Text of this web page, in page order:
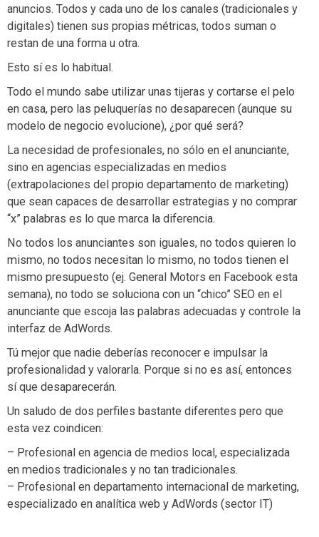
anuncios. Todos y cada uno de los canales (tradicionales y
digitales) tienen sus propias métricas, todos suman o
restan de una forma u otra.
Esto sí es lo habitual.
Todo el mundo sabe utilizar unas tijeras y cortarse el pelo
en casa, pero las peluquerías no desaparecen (aunque su
modelo de negocio evolucione), ¿por qué será?
La necesidad de profesionales, no sólo en el anunciante,
sino en agencias especializadas en medios
(extrapolaciones del propio departamento de marketing)
que sean capaces de desarrollar estrategias y no comprar
“x” palabras es lo que marca la diferencia.
No todos los anunciantes son iguales, no todos quieren lo
mismo, no todos necesitan lo mismo, no todos tienen el
mismo presupuesto (ej. General Motors en Facebook esta
semana), no todo se soluciona con un “chico” SEO en el
anunciante que escoja las palabras adecuadas y controle la
interfaz de AdWords.
Tú mejor que nadie deberías reconocer e impulsar la
profesionalidad y valorarla. Porque si no es así, entonces
sí que desaparecerán.
Un saludo de dos perfiles bastante diferentes pero que
esta vez coindicen:
– Profesional en agencia de medios local, especializada
en medios tradicionales y no tan tradicionales.
– Profesional en departamento internacional de marketing,
especializado en analítica web y AdWords (sector IT)